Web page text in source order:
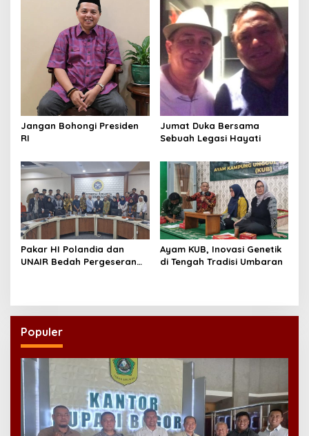
Jangan Bohongi Presiden
RI
Jumat Duka Bersama
Sebuah Legasi Hayati
Pakar HI Polandia dan
UNAIR Bedah Pergeseran
Ayam KUB, Inovasi Genetik
di Tengah Tradisi Umbaran
Populer